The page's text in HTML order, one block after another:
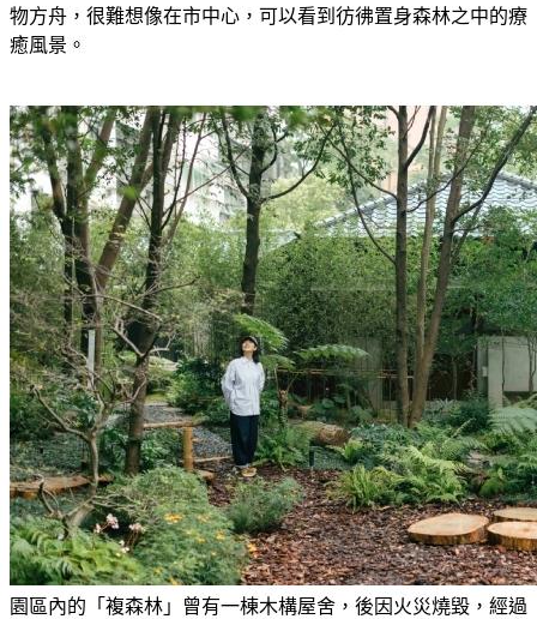
物方舟，很難想像在市中心，可以看到彷彿置身森林之中的療
癒風景。
園區內的「複森林」曾有一棟木構屋舍，後因火災燒毀，經過